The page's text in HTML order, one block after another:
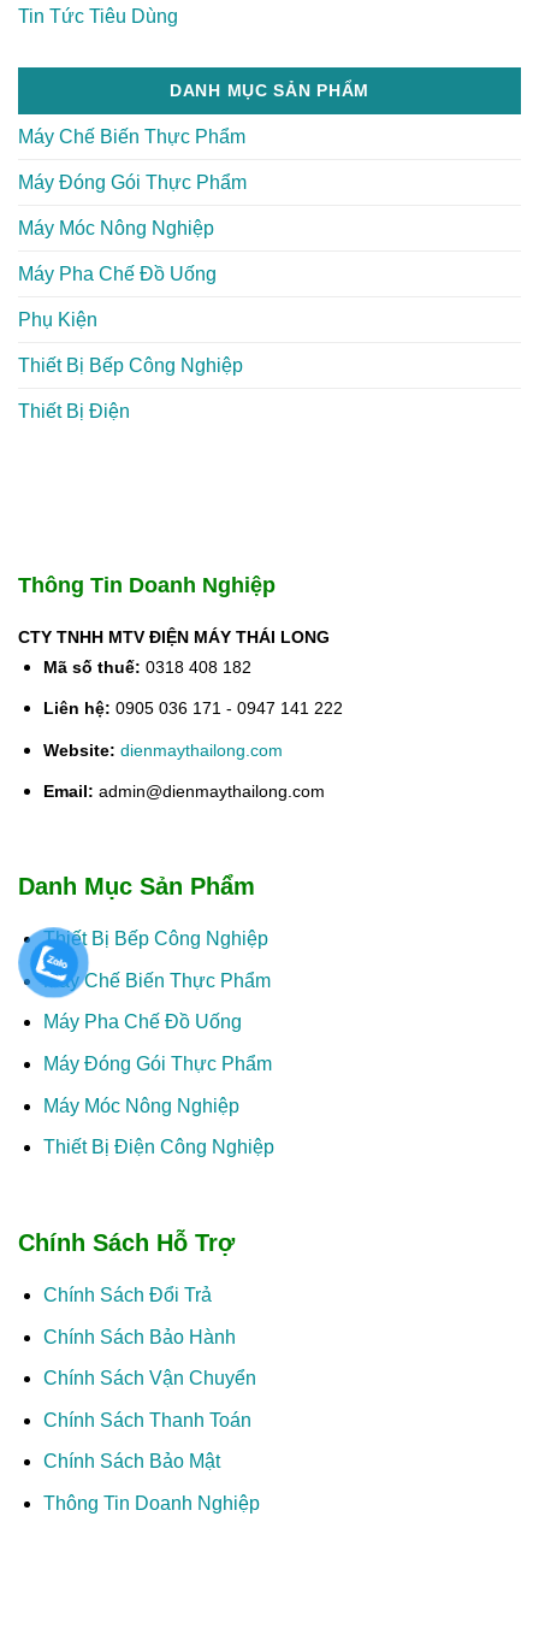
Tin Tức Tiêu Dùng
DANH MỤC SẢN PHẨM
Máy Chế Biến Thực Phẩm
Máy Đóng Gói Thực Phẩm
Máy Móc Nông Nghiệp
Máy Pha Chế Đồ Uống
Phụ Kiện
Thiết Bị Bếp Công Nghiệp
Thiết Bị Điện
Thông Tin Doanh Nghiệp
CTY TNHH MTV ĐIỆN MÁY THÁI LONG
Mã số thuế: 0318 408 182
Liên hệ: 0905 036 171 - 0947 141 222
Website: dienmaythailong.com
Email: admin@dienmaythailong.com
Danh Mục Sản Phẩm
Thiết Bị Bếp Công Nghiệp
Máy Chế Biến Thực Phẩm
Máy Pha Chế Đồ Uống
Máy Đóng Gói Thực Phẩm
Máy Móc Nông Nghiệp
Thiết Bị Điện Công Nghiệp
Chính Sách Hỗ Trợ
Chính Sách Đổi Trả
Chính Sách Bảo Hành
Chính Sách Vận Chuyển
Chính Sách Thanh Toán
Chính Sách Bảo Mật
Thông Tin Doanh Nghiệp